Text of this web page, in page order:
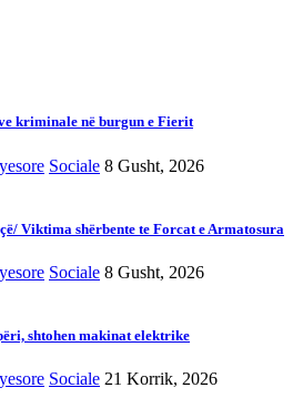
kriminale në burgun e Fierit
Sociale 8 Gusht, 2026
Viktima shërbente te Forcat e Armatosura
Sociale 8 Gusht, 2026
shtohen makinat elektrike
Sociale 21 Korrik, 2026